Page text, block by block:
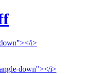
i>
down"></i>